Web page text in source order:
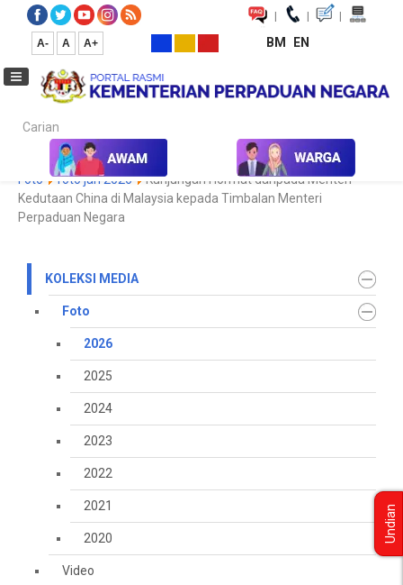
| | |
A- A A+ BM EN
Carian...
Laman Utama Media Koleksi Media Foto 2026
Galeri
Foto
foto jan 2026
Kunjungan Hormat daripada Menteri
Kedutaan China di Malaysia kepada Timbalan Menteri
Perpaduan Negara
KOLEKSI MEDIA
Foto
2026
2025
2024
2023
2022
2021
2020
Video
Undian